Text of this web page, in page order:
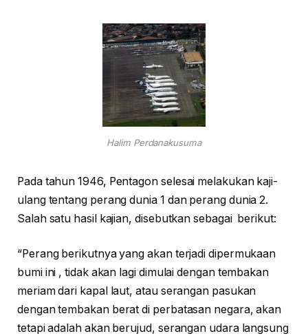
Halim Perdanakusuma
Pada tahun 1946, Pentagon selesai melakukan kaji-
ulang tentang perang dunia 1 dan perang dunia 2.
Salah satu hasil kajian, disebutkan sebagai berikut:
“Perang berikutnya yang akan terjadi dipermukaan
bumi ini , tidak akan lagi dimulai dengan tembakan
meriam dari kapal laut, atau serangan pasukan
dengan tembakan berat di perbatasan negara, akan
tetapi adalah akan berujud, serangan udara langsung